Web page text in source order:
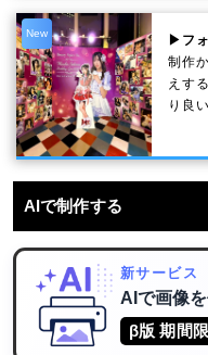
New
▶フ
制作
えす
り良
AIで制作する
新サービス
AIで画像
β版 期間